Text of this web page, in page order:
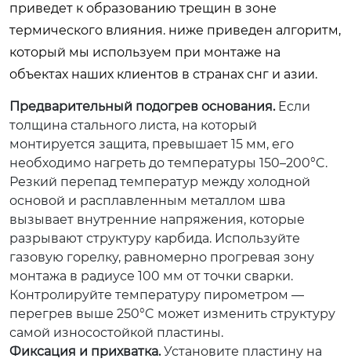
приведет к образованию трещин в зоне
термического влияния. ниже приведен алгоритм,
который мы используем при монтаже на
объектах наших клиентов в странах снг и азии.
Предварительный подогрев основания.Если
толщина стального листа, на который
монтируется защита, превышает 15 мм, его
необходимо нагреть до температуры 150–200°C.
Резкий перепад температур между холодной
основой и расплавленным металлом шва
вызывает внутренние напряжения, которые
разрывают структуру карбида. Используйте
газовую горелку, равномерно прогревая зону
монтажа в радиусе 100 мм от точки сварки.
Контролируйте температуру пирометром —
перегрев выше 250°C может изменить структуру
самой износостойкой пластины.
Фиксация и прихватка.Установите пластину на